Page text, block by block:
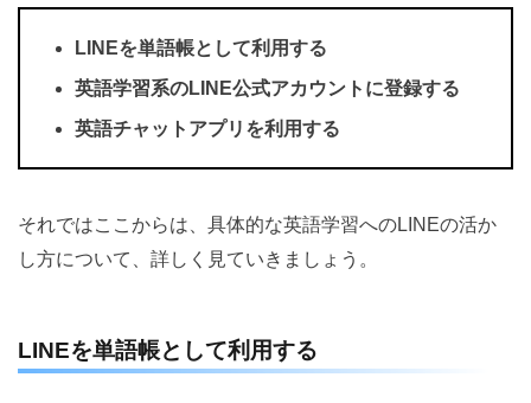
LINEを単語帳として利用する
英語学習系のLINE公式アカウントに登録する
英語チャットアプリを利用する
それではここからは、具体的な英語学習へのLINEの活か
し方について、詳しく見ていきましょう。
LINEを単語帳として利用する